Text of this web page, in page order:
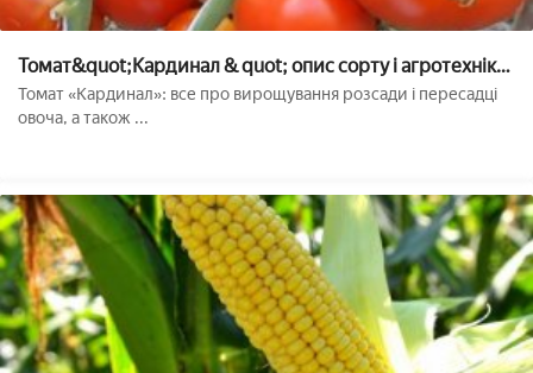
Томат&quot;Кардинал & quot; опис сорту і агротехніка
вирощування
Томат «Кардинал»: все про вирощування розсади і пересадці
овоча, а також ...